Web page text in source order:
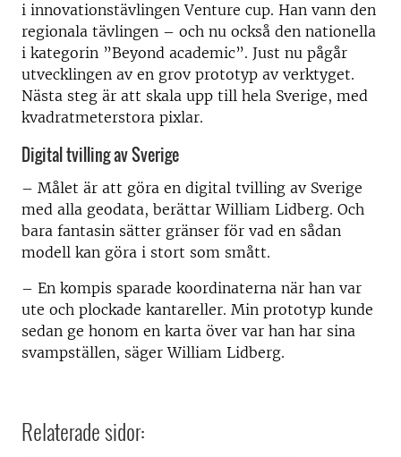
i innovationstävlingen Venture cup. Han vann den
regionala tävlingen – och nu också den nationella
i kategorin ”Beyond academic”. Just nu pågår
utvecklingen av en grov prototyp av verktyget.
Nästa steg är att skala upp till hela Sverige, med
kvadratmeterstora pixlar.
Digital tvilling av Sverige
– Målet är att göra en digital tvilling av Sverige
med alla geodata, berättar William Lidberg. Och
bara fantasin sätter gränser för vad en sådan
modell kan göra i stort som smått.
– En kompis sparade koordinaterna när han var
ute och plockade kantareller. Min prototyp kunde
sedan ge honom en karta över var han har sina
svampställen, säger William Lidberg.
Relaterade sidor: